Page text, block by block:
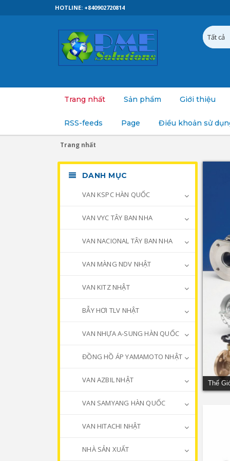
HOTLINE: +840902720814
Trang nhất Sản phẩm Giới thiệu
RSS-feeds Page Điều khoản sử
Trang nhất
Thế
DANH MỤC
VAN KSPC HÀN QUỐC
VAN VYC TÂY BAN NHA
VAN NACIONAL TÂY BAN NHA
VAN MÀNG NDV NHẬT
VAN KITZ NHẬT
BẪY HƠI TLV NHẬT
VAN NHỰA A-SUNG HÀN QUỐC
ĐỒNG HỒ ÁP YAMAMOTO NHẬT
VAN AZBIL NHẬT
VAN SAMYANG HÀN QUỐC
VAN HITACHI NHẬT
NHÀ SẢN XUẤT